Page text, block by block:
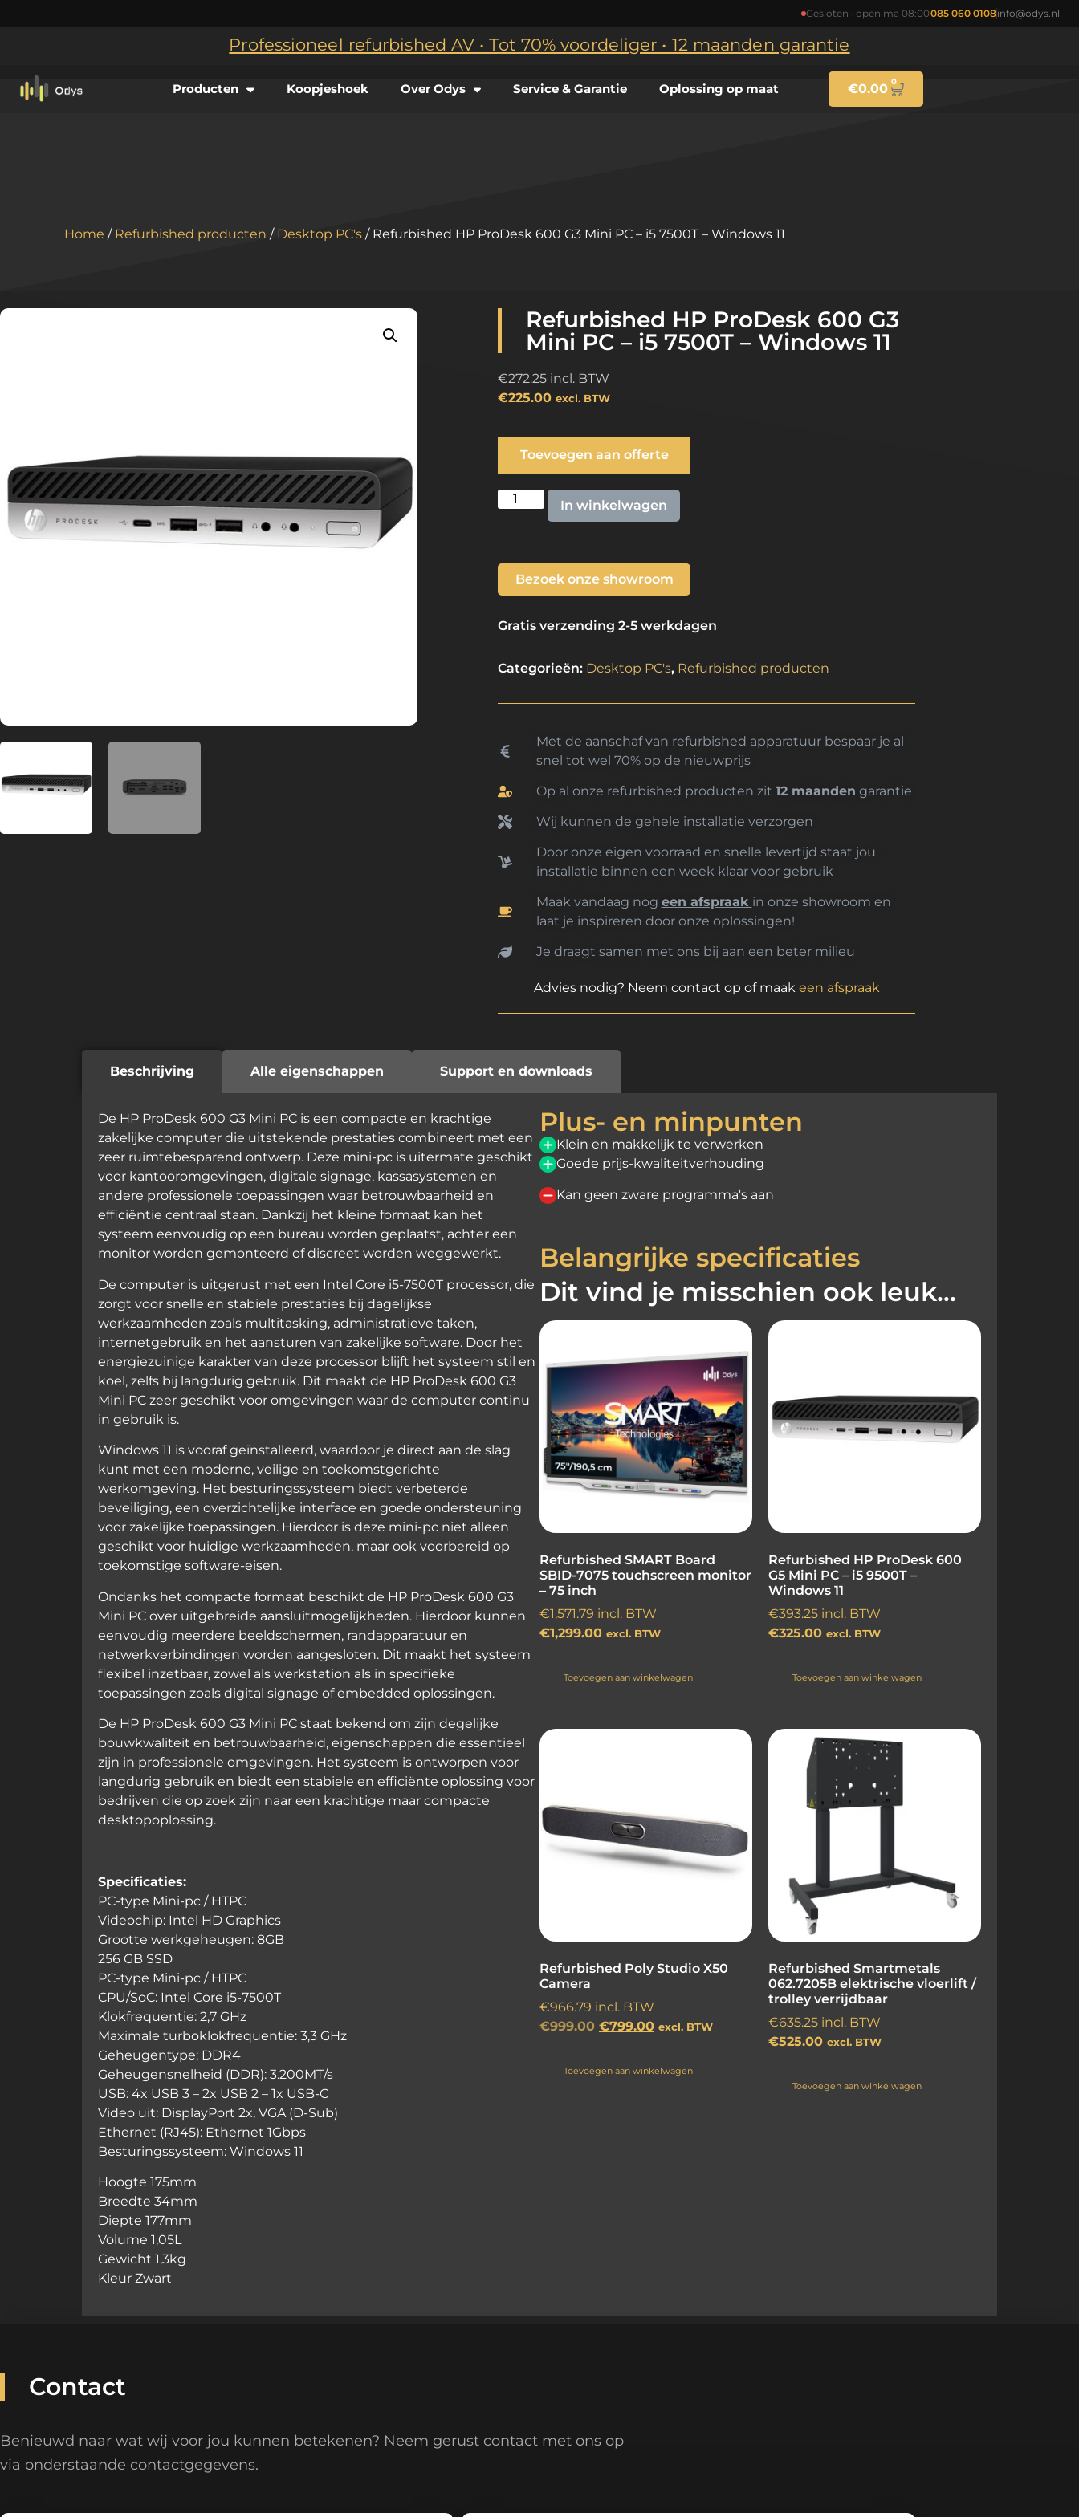
Gesloten · open ma 08:00085 060 0108info@odys.nl
Professioneel refurbished AV • Tot 70% voordeliger • 12 maanden garantie
Producten Koopjeshoek Over Odys Service & Garantie Oplossing op maat €0.00 0
Home / Refurbished producten / Desktop PC's / Refurbished HP ProDesk 600 G3 Mini PC – i5 7500T – Windows 11
Refurbished HP ProDesk 600 G3
Mini PC – i5 7500T – Windows 11
€272.25 incl. BTW
€225.00 excl. BTW
Toevoegen aan offerte
In winkelwagen
Bezoek onze showroom
Gratis verzending 2-5 werkdagen
Categorieën: Desktop PC's, Refurbished producten
Met de aanschaf van refurbished apparatuur bespaar je al
snel tot wel 70% op de nieuwprijs
Op al onze refurbished producten zit 12 maanden garantie
Wij kunnen de gehele installatie verzorgen
Door onze eigen voorraad en snelle levertijd staat jou
installatie binnen een week klaar voor gebruik
Maak vandaag nog een afspraak in onze showroom en
laat je inspireren door onze oplossingen!
Je draagt samen met ons bij aan een beter milieu
Advies nodig? Neem contact op of maak een afspraak
Beschrijving Alle eigenschappen Support en downloads
De HP ProDesk 600 G3 Mini PC is een compacte en krachtige
zakelijke computer die uitstekende prestaties combineert met een
zeer ruimtebesparend ontwerp. Deze mini-pc is uitermate geschikt
voor kantooromgevingen, digitale signage, kassasystemen en
andere professionele toepassingen waar betrouwbaarheid en
efficiëntie centraal staan. Dankzij het kleine formaat kan het
systeem eenvoudig op een bureau worden geplaatst, achter een
monitor worden gemonteerd of discreet worden weggewerkt.
De computer is uitgerust met een Intel Core i5-7500T processor, die
zorgt voor snelle en stabiele prestaties bij dagelijkse
werkzaamheden zoals multitasking, administratieve taken,
internetgebruik en het aansturen van zakelijke software. Door het
energiezuinige karakter van deze processor blijft het systeem stil en
koel, zelfs bij langdurig gebruik. Dit maakt de HP ProDesk 600 G3
Mini PC zeer geschikt voor omgevingen waar de computer continu
in gebruik is.
Windows 11 is vooraf geïnstalleerd, waardoor je direct aan de slag
kunt met een moderne, veilige en toekomstgerichte
werkomgeving. Het besturingssysteem biedt verbeterde
beveiliging, een overzichtelijke interface en goede ondersteuning
voor zakelijke toepassingen. Hierdoor is deze mini-pc niet alleen
geschikt voor huidige werkzaamheden, maar ook voorbereid op
toekomstige software-eisen.
Ondanks het compacte formaat beschikt de HP ProDesk 600 G3
Mini PC over uitgebreide aansluitmogelijkheden. Hierdoor kunnen
eenvoudig meerdere beeldschermen, randapparatuur en
netwerkverbindingen worden aangesloten. Dit maakt het systeem
flexibel inzetbaar, zowel als werkstation als in specifieke
toepassingen zoals digital signage of embedded oplossingen.
De HP ProDesk 600 G3 Mini PC staat bekend om zijn degelijke
bouwkwaliteit en betrouwbaarheid, eigenschappen die essentieel
zijn in professionele omgevingen. Het systeem is ontworpen voor
langdurig gebruik en biedt een stabiele en efficiënte oplossing voor
bedrijven die op zoek zijn naar een krachtige maar compacte
desktopoplossing.
Specificaties:
PC-type Mini-pc / HTPC
Videochip: Intel HD Graphics
Grootte werkgeheugen: 8GB
256 GB SSD
PC-type Mini-pc / HTPC
CPU/SoC: Intel Core i5-7500T
Klokfrequentie: 2,7 GHz
Maximale turboklokfrequentie: 3,3 GHz
Geheugentype: DDR4
Geheugensnelheid (DDR): 3.200MT/s
USB: 4x USB 3 – 2x USB 2 – 1x USB-C
Video uit: DisplayPort 2x, VGA (D-Sub)
Ethernet (RJ45): Ethernet 1Gbps
Besturingssysteem: Windows 11
Hoogte 175mm
Breedte 34mm
Diepte 177mm
Volume 1,05L
Gewicht 1,3kg
Kleur Zwart
Plus- en minpunten
Klein en makkelijk te verwerken
Goede prijs-kwaliteitverhouding
Kan geen zware programma's aan
Belangrijke specificaties
Dit vind je misschien ook leuk…
Refurbished SMART Board
SBID-7075 touchscreen monitor
– 75 inch
€1,571.79 incl. BTW
€1,299.00 excl. BTW
Toevoegen aan winkelwagen
Refurbished HP ProDesk 600
G5 Mini PC – i5 9500T –
Windows 11
€393.25 incl. BTW
€325.00 excl. BTW
Toevoegen aan winkelwagen
Refurbished Poly Studio X50
Camera
€966.79 incl. BTW
€999.00 €799.00 excl. BTW
Toevoegen aan winkelwagen
Refurbished Smartmetals
062.7205B elektrische vloerlift /
trolley verrijdbaar
€635.25 incl. BTW
€525.00 excl. BTW
Toevoegen aan winkelwagen
Contact
Benieuwd naar wat wij voor jou kunnen betekenen? Neem gerust contact met ons op
via onderstaande contactgegevens.